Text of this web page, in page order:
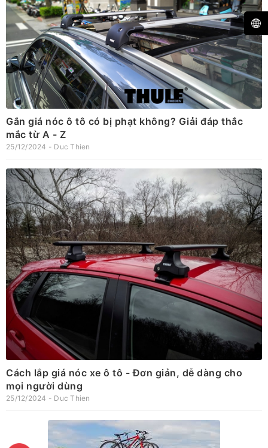
Gắn giá nóc ô tô có bị phạt không? Giải đáp thắc
mắc từ A - Z
25/12/2024 - Duc Thien
Cách lắp giá nóc xe ô tô - Đơn giản, dễ dàng cho
mọi người dùng
25/12/2024 - Duc Thien